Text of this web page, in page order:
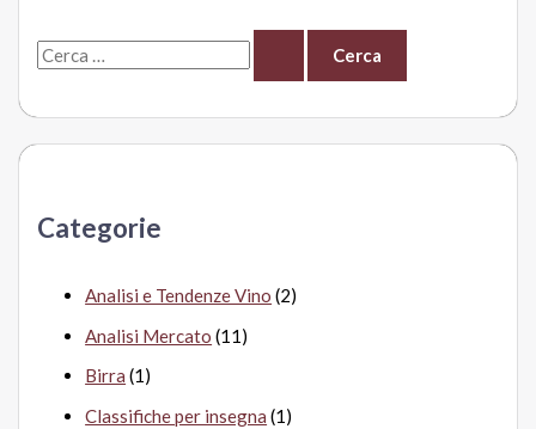
C
r
:Categorie
Analisi e Tendenze Vino (2)
Analisi Mercato (11)
Birra (1)
Classifiche per insegna (1)